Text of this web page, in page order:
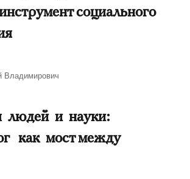
социального
Владимирович
людей и науки:
как мост между